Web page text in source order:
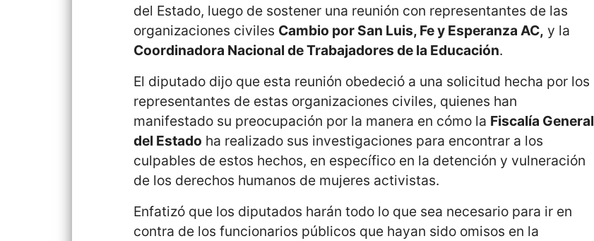
del Estado, luego de sostener una reunión con representantes de las
organizaciones civiles Cambio por San Luis, Fe y Esperanza AC, y la
Coordinadora Nacional de Trabajadores de la Educación.
El diputado dijo que esta reunión obedeció a una solicitud hecha por los
representantes de estas organizaciones civiles, quienes han
manifestado su preocupación por la manera en cómo la Fiscalía General
del Estado ha realizado sus investigaciones para encontrar a los
culpables de estos hechos, en específico en la detención y vulneración
de los derechos humanos de mujeres activistas.
Enfatizó que los diputados harán todo lo que sea necesario para ir en
contra de los funcionarios públicos que hayan sido omisos en la